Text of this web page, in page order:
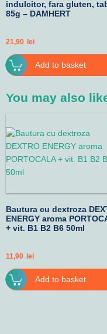
indulcitor, fara gluten,
85g – DAMHERT
21,90 lei
Add to basket
You may also
Bautura cu dextroza
ENERGY aroma
+ vit. B1 B2 B6 50ml
11,90 lei
Add to basket